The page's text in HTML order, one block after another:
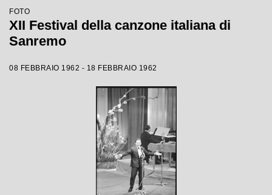
FOTO
XII Festival della canzone italiana di
Sanremo
08 FEBBRAIO 1962 - 18 FEBBRAIO 1962